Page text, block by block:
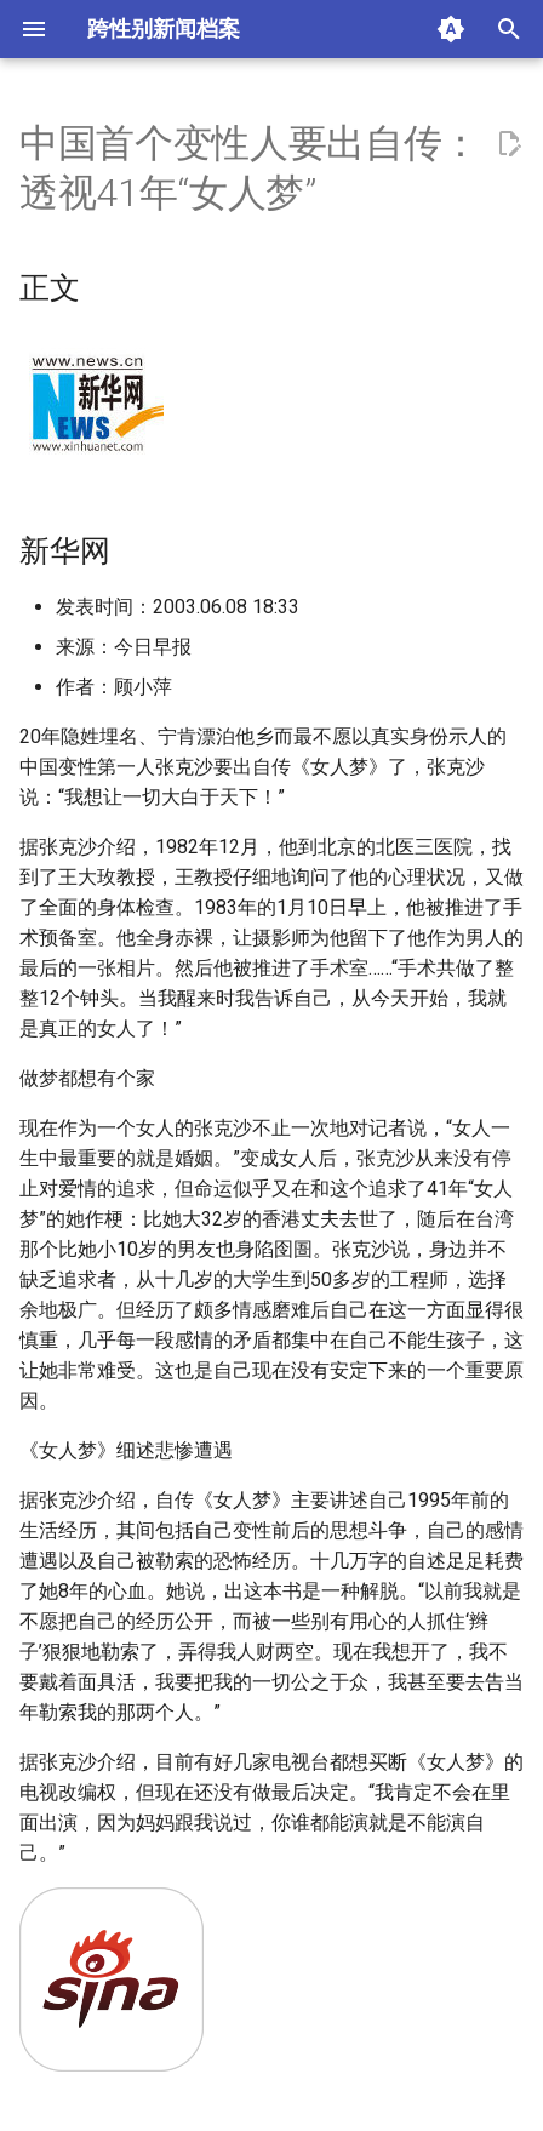
跨性别新闻档案
t
a
g
r
c
正文
摘要与附加信息
Metadata]
中国首个变性人要出自传：
透视41年“女人梦”
正文
新华网
发表时间：2003.06.08 18:33
来源：今日早报
作者：顾小萍
20年隐姓埋名、宁肯漂泊他乡而最不愿以真实身份示人的
中国变性第一人张克沙要出自传《女人梦》了，张克沙
说：“我想让一切大白于天下！”
据张克沙介绍，1982年12月，他到北京的北医三医院，找
到了王大玫教授，王教授仔细地询问了他的心理状况，又做
了全面的身体检查。1983年的1月10日早上，他被推进了手
术预备室。他全身赤裸，让摄影师为他留下了他作为男人的
最后的一张相片。然后他被推进了手术室……“手术共做了整
整12个钟头。当我醒来时我告诉自己，从今天开始，我就
是真正的女人了！”
做梦都想有个家
现在作为一个女人的张克沙不止一次地对记者说，“女人一
生中最重要的就是婚姻。”变成女人后，张克沙从来没有停
止对爱情的追求，但命运似乎又在和这个追求了41年“女人
梦”的她作梗：比她大32岁的香港丈夫去世了，随后在台湾
那个比她小10岁的男友也身陷囹圄。张克沙说，身边并不
缺乏追求者，从十几岁的大学生到50多岁的工程师，选择
余地极广。但经历了颇多情感磨难后自己在这一方面显得很
慎重，几乎每一段感情的矛盾都集中在自己不能生孩子，这
让她非常难受。这也是自己现在没有安定下来的一个重要原
因。
《女人梦》细述悲惨遭遇
据张克沙介绍，自传《女人梦》主要讲述自己1995年前的
生活经历，其间包括自己变性前后的思想斗争，自己的感情
遭遇以及自己被勒索的恐怖经历。十几万字的自述足足耗费
了她8年的心血。她说，出这本书是一种解脱。“以前我就是
不愿把自己的经历公开，而被一些别有用心的人抓住‘辫
子’狠狠地勒索了，弄得我人财两空。现在我想开了，我不
要戴着面具活，我要把我的一切公之于众，我甚至要去告当
年勒索我的那两个人。”
据张克沙介绍，目前有好几家电视台都想买断《女人梦》的
电视改编权，但现在还没有做最后决定。“我肯定不会在里
面出演，因为妈妈跟我说过，你谁都能演就是不能演自
己。”